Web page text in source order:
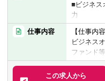
【求める人
■高いコミ
力を有する
■ビジネス
力
■チームで
■物事に
【歓迎経
▽マネー
■外部支援
仕事内容
【仕事内容
ビジネス
ファンド
戦略レベ
し、長期
この求人から